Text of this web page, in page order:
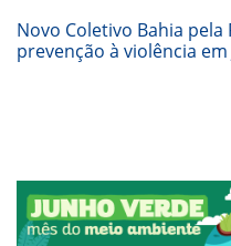
Novo Coletivo Bahia
prevenção à violência em